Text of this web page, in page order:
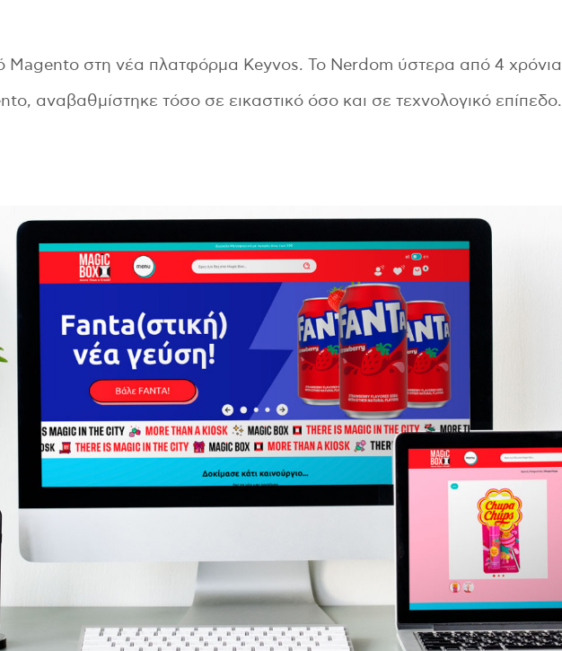
στη νέα πλατφόρμα Keyvos. To Nerdom ύστερα από 4 χρόνια
αναβαθμίστηκε τόσο σε εικαστικό όσο και σε τεχνολογικό επίπεδο.